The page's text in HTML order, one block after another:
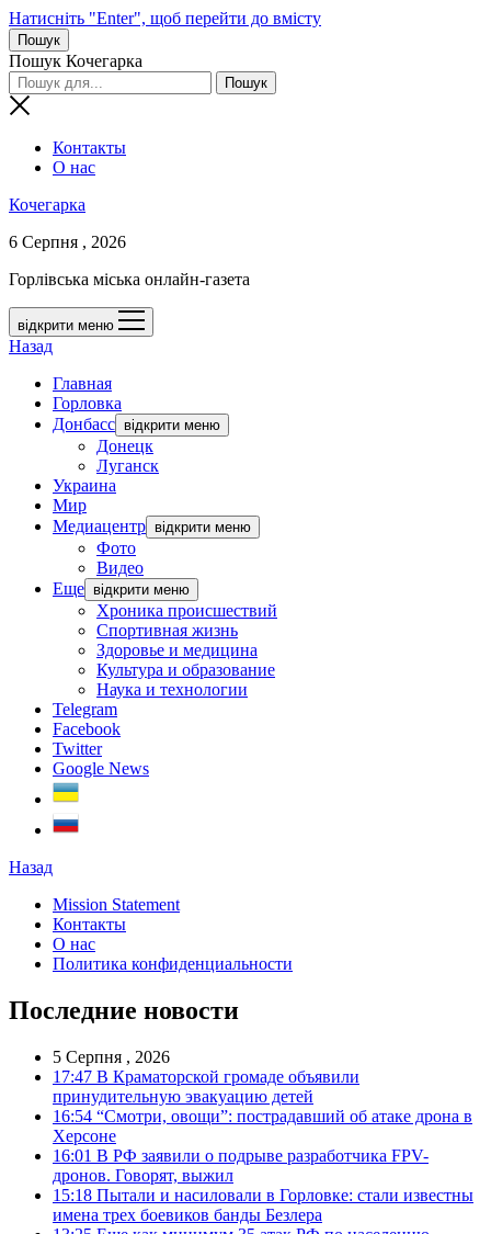
Натисніть "Enter", щоб перейти до вмісту
Пошук
Пошук Кочегарка
Контакты
О нас
Кочегарка
6 Серпня , 2026
Горлівська міська онлайн-газета
відкрити меню
Назад
Главная
Горловка
Донбасс відкрити меню
Донецк
Луганск
Украина
Мир
Медиацентр відкрити меню
Фото
Видео
Еще відкрити меню
Хроника происшествий
Спортивная жизнь
Здоровье и медицина
Культура и образование
Наука и технологии
Telegram
Facebook
Twitter
Google News
Назад
Mission Statement
Контакты
О нас
Политика конфиденциальности
Последние новости
5 Серпня , 2026
17:47 В Краматорской громаде объявили
принудительную эвакуацию детей
16:54 “Смотри, овощи”: пострадавший об атаке дрона в
Херсоне
16:01 В РФ заявили о подрыве разработчика FPV-
дронов. Говорят, выжил
15:18 Пытали и насиловали в Горловке: стали известны
имена трех боевиков банды Безлера